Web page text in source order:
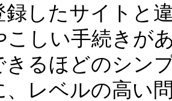
録したサイトと
こしい手続きが
きるほどのシン
、レベルの高い